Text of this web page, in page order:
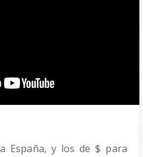
España, y los de $ para